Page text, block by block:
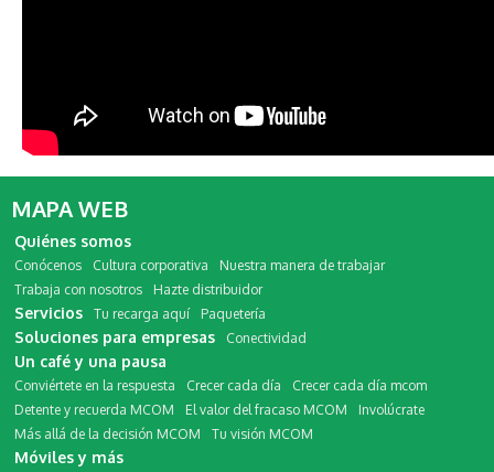
MAPA WEB
Quiénes somos
Conócenos Cultura corporativa
Nuestra manera de trabajar
Trabaja con nosotros
Hazte distribuidor
Servicios Tu recarga aquí Paquetería
Soluciones para empresas Conectividad
Un café y una pausa
Conviértete en la respuesta Crecer cada día
Crecer cada día mcom
Detente y recuerda MCOM
El valor del fracaso MCOM
Involúcrate
Más allá de la decisión MCOM
Tu visión MCOM
Móviles y más